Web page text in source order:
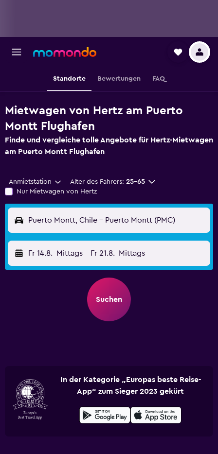
Standorte Bewertungen FAQ
Mietwagen von Hertz am Puerto
Montt Flughafen
Finde und vergleiche tolle Angebote für Hertz-Mietwagen
am Puerto Montt Flughafen
Anmietstation Alter des Fahrers: 25-65
Nur Mietwagen von Hertz
Puerto Montt, Chile - Puerto Montt (PMC)
Fr 14.8. Mittags - Fr 21.8. Mittags
Suchen
In der Kategorie „Europas beste Reise-
App“ zum Sieger 2023 gekürt